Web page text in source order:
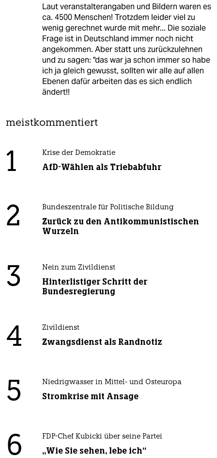
Laut veranstalterangaben und Bildern waren es
ca. 4500 Menschen! Trotzdem leider viel zu
wenig gerechnet wurde mit mehr... Die soziale
Frage ist in Deutschland immer noch nicht
angekommen. Aber statt uns zurückzulehnen
und zu sagen: "das war ja schon immer so habe
ich ja gleich gewusst, sollten wir alle auf allen
Ebenen dafür arbeiten das es sich endlich
ändert!!
meistkommentiert
1 Krise der Demokratie
AfD-Wählen als Triebabfuhr
2 Bundeszentrale für Politische Bildung
Zurück zu den Antikommunistischen
Wurzeln
3 Nein zum Zivildienst
Hinterlistiger Schritt der
Bundesregierung
4 Zivildienst
Zwangsdienst als Randnotiz
5 Niedrigwasser in Mittel- und Osteuropa
Stromkrise mit Ansage
6 FDP-Chef Kubicki über seine Partei
„Wie Sie sehen, lebe ich“